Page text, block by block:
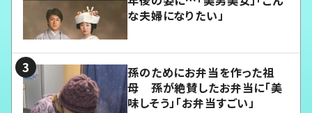
な夫婦になりたい」
孫のためにお弁当を作った祖
母 孫が絶賛したお弁当に「美
味しそう」「お弁当すごい」